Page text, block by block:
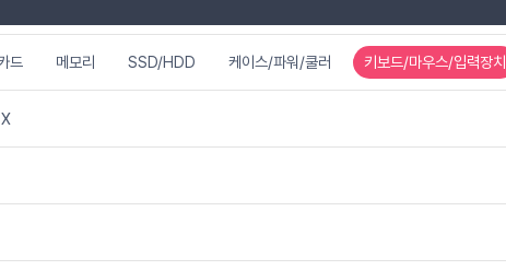
드 메모리 SSD/HDD 케이스/파워/쿨러 키보드/마우스/입력장치